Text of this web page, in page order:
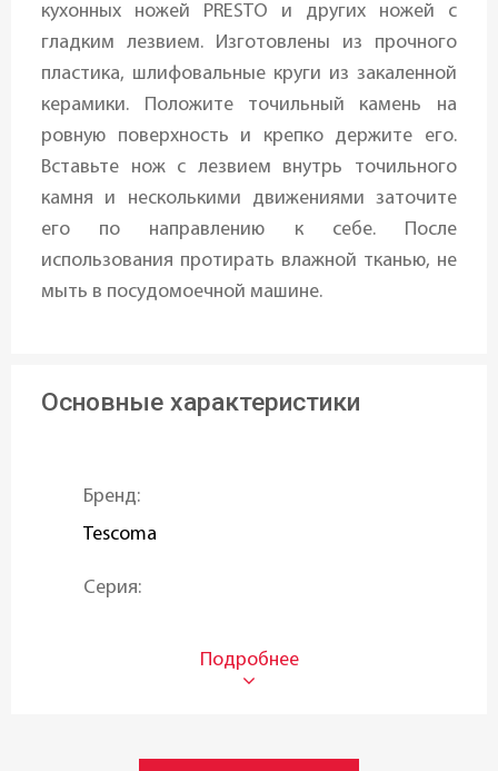
кухонных ножей PRESTO и других ножей с
гладким лезвием. Изготовлены из прочного
пластика, шлифовальные круги из закаленной
керамики. Положите точильный камень на
ровную поверхность и крепко держите его.
Вставьте нож с лезвием внутрь точильного
камня и несколькими движениями заточите
его по направлению к себе. После
использования протирать влажной тканью, не
мыть в посудомоечной машине.
Основные характеристики
Бренд:
Tescoma
Серия:
Материал рукояти: